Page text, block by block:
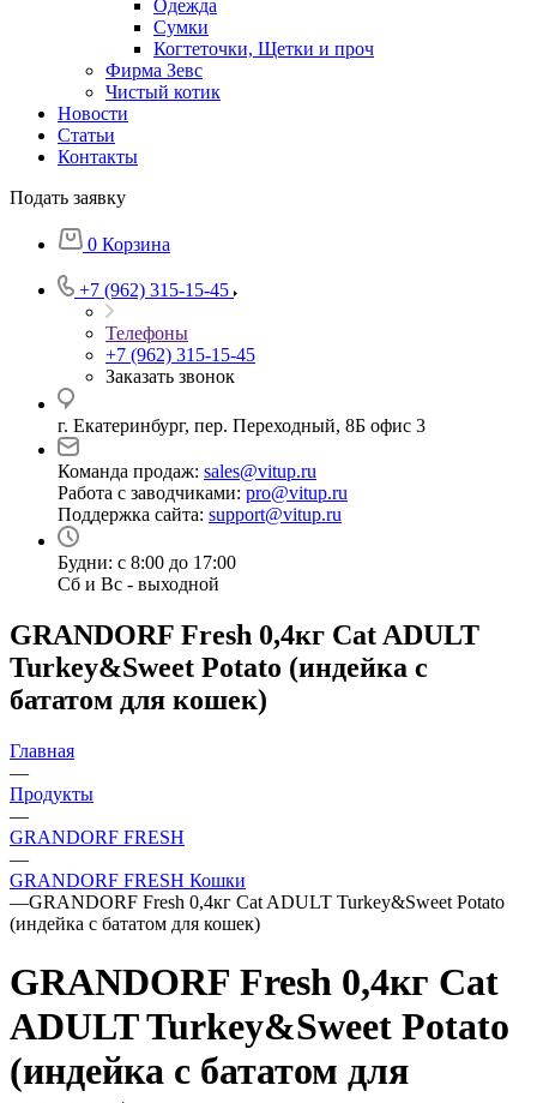
Одежда
Сумки
Когтеточки, Щетки и проч
Фирма Зевс
Чистый котик
Новости
Статьи
Контакты
Подать заявку
0 Корзина
+7 (962) 315-15-45
Телефоны
+7 (962) 315-15-45
Заказать звонок
г. Екатеринбург, пер. Переходный, 8Б офис 3
Команда продаж: sales@vitup.ru
Работа с заводчиками: pro@vitup.ru
Поддержка сайта: support@vitup.ru
Будни: с 8:00 до 17:00
Сб и Вс - выходной
GRANDORF Fresh 0,4кг Cat ADULT
Turkey&Sweet Potato (индейка с
бататом для кошек)
Главная
—
Продукты
—
GRANDORF FRESH
—
GRANDORF FRESH Кошки
—GRANDORF Fresh 0,4кг Cat ADULT Turkey&Sweet Potato
(индейка с бататом для кошек)
GRANDORF Fresh 0,4кг Cat
ADULT Turkey&Sweet Potato
(индейка с бататом для